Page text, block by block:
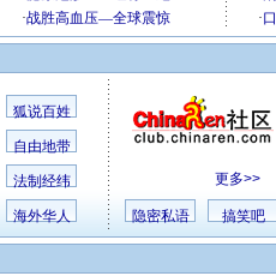
狐说百姓
自由地带
法制经纬
海外华人
更多>>
隐密私语 搞笑吧